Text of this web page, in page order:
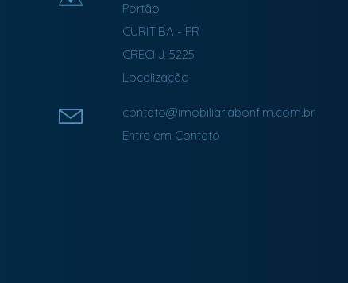
Portão
CURITIBA - PR
CRECI J-5225
Localização
contato@imobiliariabonfim.com.br
Entre em Contato